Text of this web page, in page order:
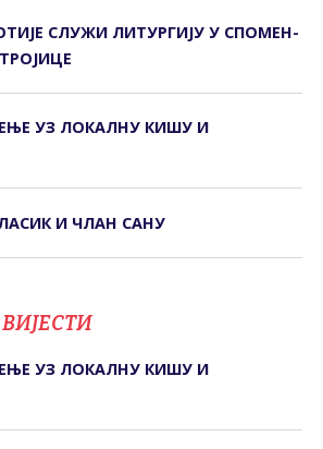
СЛУЖИ ЛИТУРГИЈУ У СПОМЕН-
УЗ ЛОКАЛНУ КИШУ И
И ЧЛАН САНУ
УЗ ЛОКАЛНУ КИШУ И